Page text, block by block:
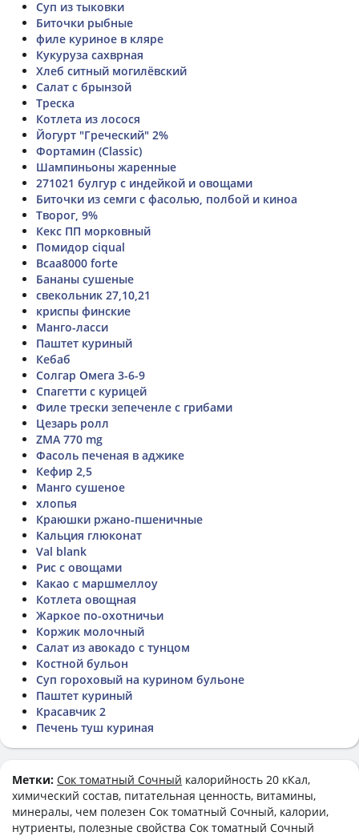
Суп из тыковки
Биточки рыбные
филе куриное в кляре
Кукуруза сахврная
Хлеб ситный могилёвский
Салат с брынзой
Треска
Котлета из лосося
Йогурт "Греческий" 2%
Фортамин (Classic)
Шампиньоны жаренные
271021 булгур с индейкой и овощами
Биточки из семги с фасолью, полбой и киноа
Творог, 9%
Кекс ПП морковный
Помидор ciqual
Bcaa8000 forte
Бананы сушеные
свекольник 27,10,21
криспы финские
Манго-ласси
Паштет куриный
Кебаб
Солгар Омега 3-6-9
Спагетти с курицей
Филе трески зепеченле с грибами
Цезарь ролл
ZMA 770 mg
Фасоль печеная в аджике
Кефир 2,5
Манго сушеное
хлопья
Краюшки ржано-пшеничные
Кальция глюконат
Val blank
Рис с овощами
Какао с маршмеллоу
Котлета овощная
Жаркое по-охотничьи
Коржик молочный
Салат из авокадо с тунцом
Костной бульон
Суп гороховый на курином бульоне
Паштет куриный
Красавчик 2
Печень туш куриная
Метки: Сок томатный Сочный калорийность 20 кКал,
химический состав, питательная ценность, витамины,
минералы, чем полезен Сок томатный Сочный, калории,
нутриенты, полезные свойства Сок томатный Сочный